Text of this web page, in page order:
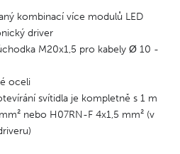
kombinací více modulů LED
driver
M20x1,5 pro kabely Ø 10 -
oceli
svítidla je kompletně s 1 m
nebo H07RN-F 4x1,5 mm² (v